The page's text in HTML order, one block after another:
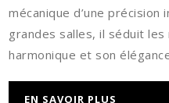
mécanique d’une précision
grandes salles, il séduit
harmonique et son
EN SAVOIR PLUS